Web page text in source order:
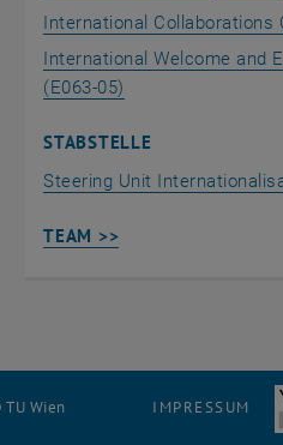
International Collaborations
International Welcome and
(E063-05)
STABSTELLE
Steering Unit
TEAM >>
Wien IMPRESSUM